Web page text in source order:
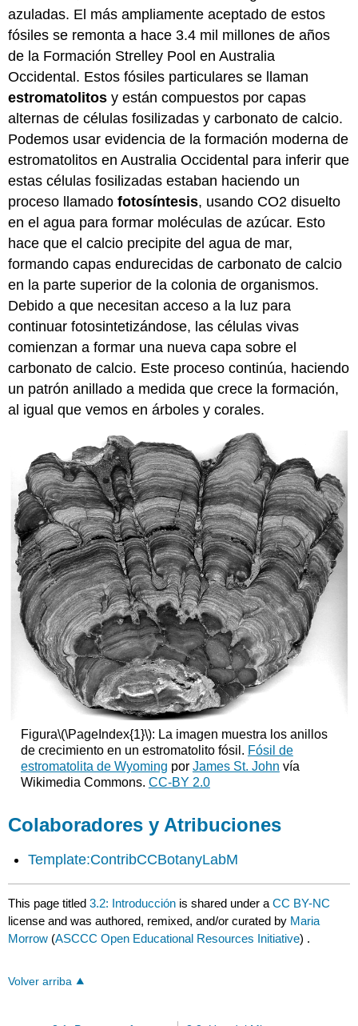
azuladas. El más ampliamente aceptado de estos
fósiles se remonta a hace 3.4 mil millones de años
de la Formación Strelley Pool en Australia
Occidental. Estos fósiles particulares se llaman
estromatolitos y están compuestos por capas
alternas de células fosilizadas y carbonato de calcio.
Podemos usar evidencia de la formación moderna de
estromatolitos en Australia Occidental para inferir que
estas células fosilizadas estaban haciendo un
proceso llamadofotosíntesis, usando CO2 disuelto
en el agua para formar moléculas de azúcar. Esto
hace que el calcio precipite del agua de mar,
formando capas endurecidas de carbonato de calcio
en la parte superior de la colonia de organismos.
Debido a que necesitan acceso a la luz para
continuar fotosintetizándose, las células vivas
comienzan a formar una nueva capa sobre el
carbonato de calcio. Este proceso continúa, haciendo
un patrón anillado a medida que crece la formación,
al igual que vemos en árboles y corales.
Figura\(\PageIndex{1}\): La imagen muestra los anillos
de crecimiento en un estromatolito fósil. Fósil de
estromatolita de Wyoming por James St. John vía
Wikimedia Commons. CC-BY 2.0
Colaboradores y Atribuciones
Template:ContribCCBotanyLabM
This page titled3.2: Introducción is shared under aCC BY-NC
license and was authored, remixed, and/or curated by Maria
Morrow (ASCCC Open Educational Resources Initiative) .
Volver arriba